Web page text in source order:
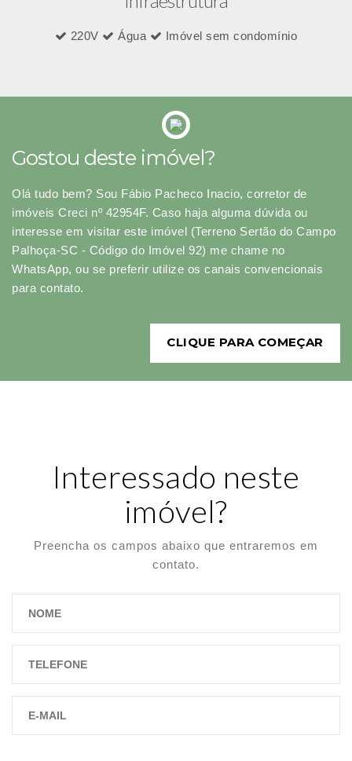
220V Água Imóvel sem condomínio
Gostou deste imóvel?
Olá tudo bem? Sou Fábio Pacheco Inacio, corretor de
imóveis Creci nº 42954F. Caso haja alguma dúvida ou
interesse em visitar este imóvel (Terreno Sertão do Campo
Palhoça-SC - Código do Imóvel 92) me chame no
WhatsApp, ou se preferir utilize os canais convencionais
para contato.
CLIQUE PARA COMEÇAR
Interessado neste
imóvel?
Preencha os campos abaixo que entraremos em
contato.